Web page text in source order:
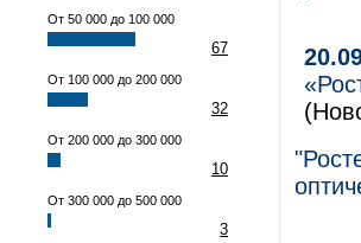
От 50 000 до 100 000
67
От 100 000 до 200 000
32
От 200 000 до 300 000
10
От 300 000 до 500 000
3